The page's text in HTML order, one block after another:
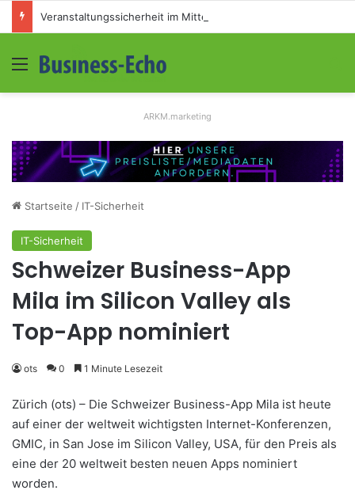
Menü
ARKM.marketing
Startseite / IT-Sicherheit
IT-Sicherheit
Schweizer Business-App
Mila im Silicon Valley als
Top-App nominiert
ots 0 1 Minute Lesezeit
Zürich (ots) – Die Schweizer Business-App Mila ist heute
auf einer der weltweit wichtigsten Internet-Konferenzen,
GMIC, in San Jose im Silicon Valley, USA, für den Preis als
eine der 20 weltweit besten neuen Apps nominiert
worden.